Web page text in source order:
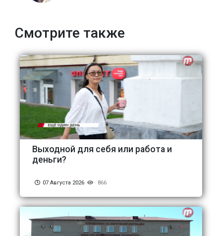
Смотрите также
Выходной для себя или работа и
деньги?
07 Августа 2026 866